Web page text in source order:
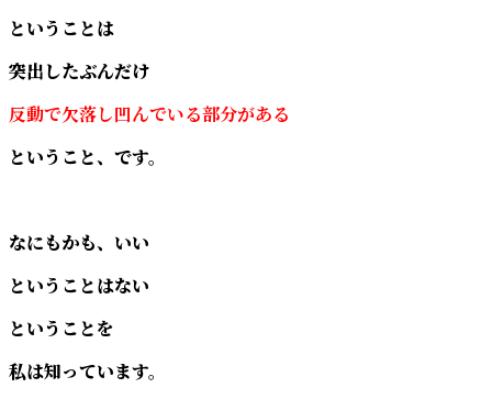
ということは
突出したぶんだけ
反動で欠落し凹んでいる部分がある
ということ、です。
なにもかも、いい
ということはない
ということを
私は知っています。